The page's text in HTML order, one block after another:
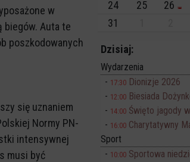
w
Auta te
poszkodowanych
się uznaniem
Normy PN-
intensywnej
musi być
24
25 26
31
Dzisiaj:
Wydarzenia
17:30 Dionizje 2026
12:00 Biesiada
14:00 Święto jagody
16:00 Charytatywny
Sport
10:00 Sportowa